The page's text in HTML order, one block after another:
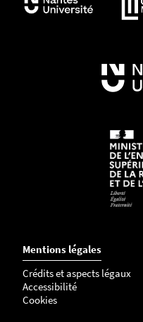
Mentions légales
Crédits et aspects légaux
Accessibilité
Cookies